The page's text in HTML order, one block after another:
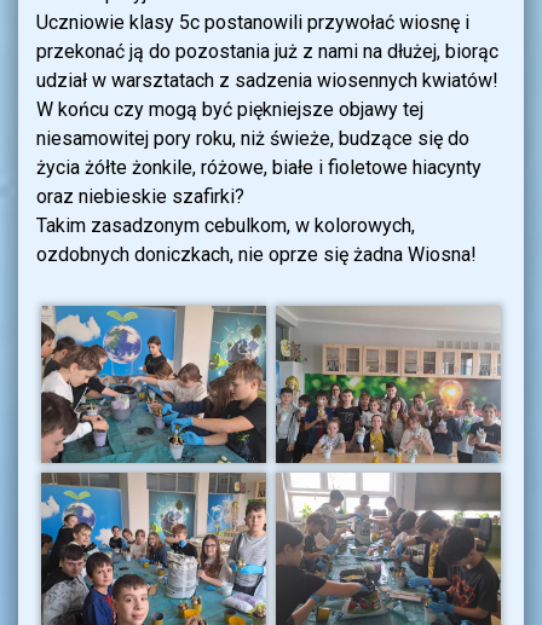
Uczniowie klasy 5c postanowili przywołać wiosnę i
przekonać ją do pozostania już z nami na dłużej, biorąc
udział w warsztatach z sadzenia wiosennych kwiatów!
W końcu czy mogą być piękniejsze objawy tej
niesamowitej pory roku, niż świeże, budzące się do
życia żółte żonkile, różowe, białe i fioletowe hiacynty
oraz niebieskie szafirki?
Takim zasadzonym cebulkom, w kolorowych,
ozdobnych doniczkach, nie oprze się żadna Wiosna!